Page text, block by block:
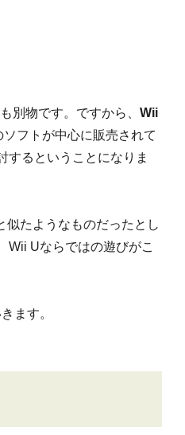
別物です。ですから、 Wii
フトが中心に販売されて
するということになりま
似たようなものだったとし
Wii Uならではの遊びがこ
ます。